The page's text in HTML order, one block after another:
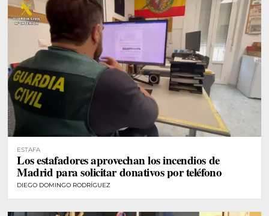
ESTAFA
Los estafadores aprovechan los incendios de
Madrid para solicitar donativos por teléfono
DIEGO DOMINGO RODRÍGUEZ